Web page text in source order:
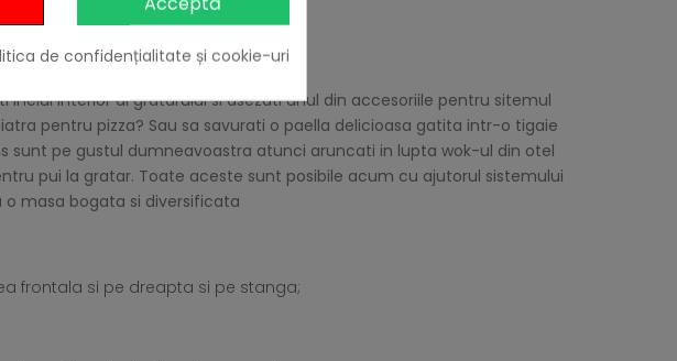
interior al gratarului si asezati unul din accesoriile pentru sitemul
pentru pizza? Sau sa savurati o paella delicioasa gatita intr-o tigaie
pe gustul dumneavoastra atunci aruncati in lupta wok-ul din otel
pui la gratar. Toate aceste sunt posibile acum cu ajutorul sistemului
masa bogata si diversificata
frontala si pe dreapta si pe stanga;
de confidențialitate și cookie-uri